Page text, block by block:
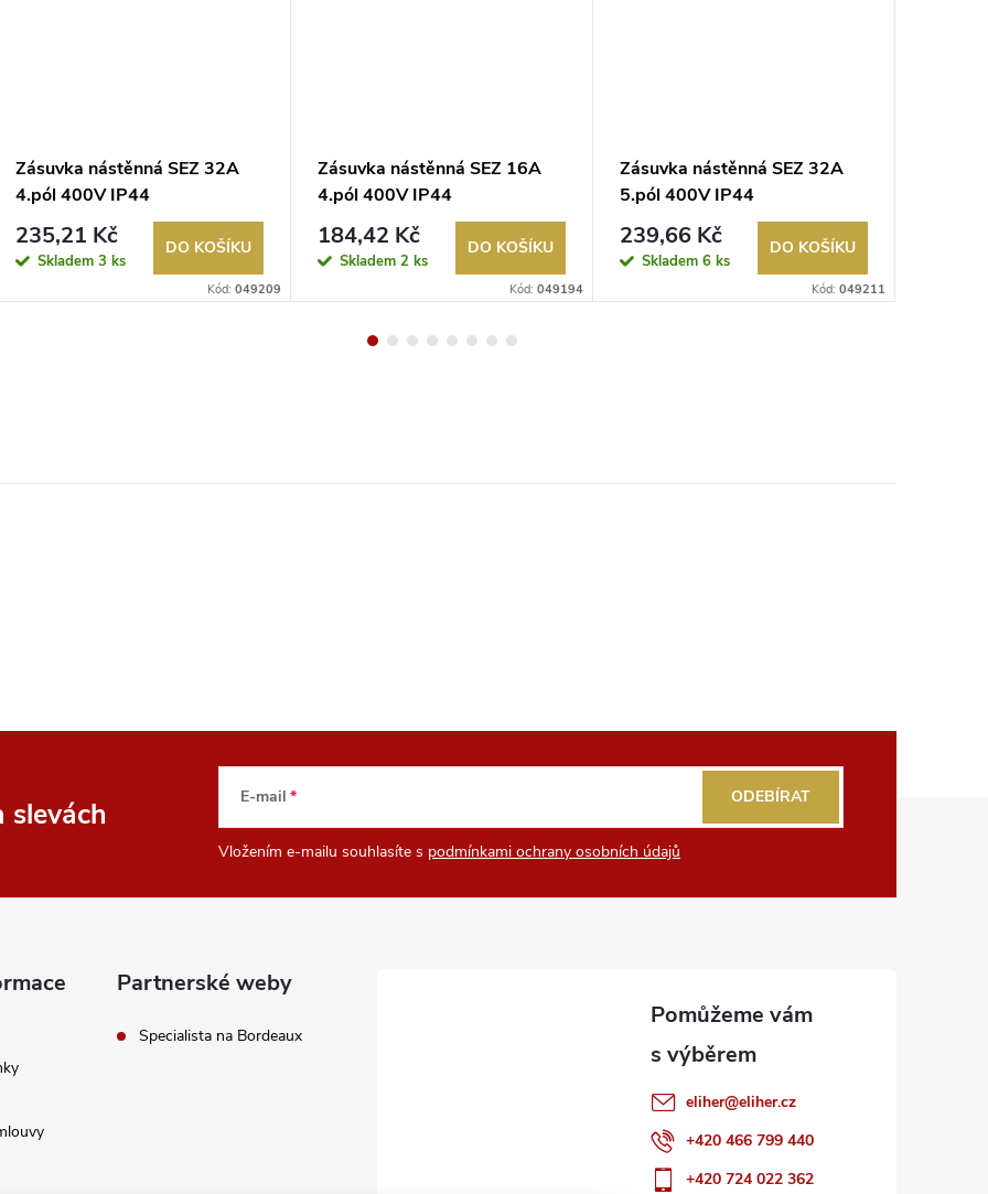
Zásuvka nástěnná SEZ 32A
4.pól 400V IP44
235,21 Kč
Skladem 3 ks
DO KOŠÍKU
Kód: 049209
Zásuvka nástěnná SEZ 16A
4.pól 400V IP44
184,42 Kč
Skladem 2 ks
DO KOŠÍKU
Kód: 049194
Zásuvka nástěnná SEZ 32A
5.pól 400V IP44
239,66 Kč
Skladem 6 ks
DO KOŠÍKU
Kód: 049211
slevách E-mail
Vložením e-mailu souhlasíte s podmínkami ochrany osobních údajů
ODEBÍRAT
Partnerské weby
Specialista na Bordeaux
eliher@eliher.cz
+420 466 799 440
+420 724 022 362